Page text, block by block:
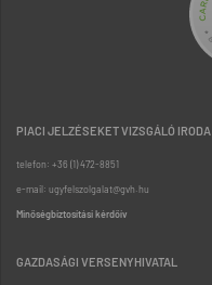
PIACI JELZÉSEKET VIZSGÁLÓ IRODA
telefon: +36 (1) 472-8851
e-mail: ugyfelszolgalat@gvh.hu
Minőségbiztosítási kérdőív
GAZDASÁGI VERSENYHIVATAL